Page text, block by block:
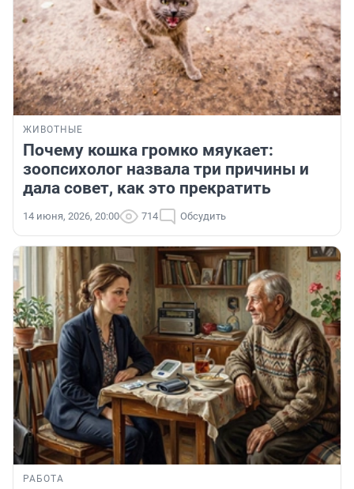
ЖИВОТНЫЕ
Почему кошка громко мяукает:
зоопсихолог назвала три причины и
дала совет, как это прекратить
14 июня, 2026, 20:00 714 Обсудить
РАБОТА